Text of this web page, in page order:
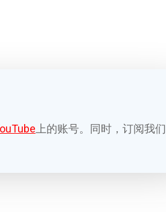
上的账号。同时，订阅我们